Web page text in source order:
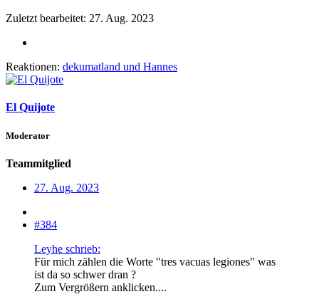
Zuletzt bearbeitet: 27. Aug. 2023
Reaktionen: dekumatland und Hannes
El Quijote
Moderator
Teammitglied
27. Aug. 2023
#384
Leyhe schrieb:
Für mich zählen die Worte "tres vacuas legiones" was
ist da so schwer dran ?
Zum Vergrößern anklicken....